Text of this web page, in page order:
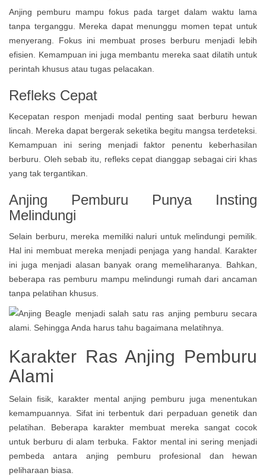
Anjing pemburu mampu fokus pada target dalam waktu lama
tanpa terganggu. Mereka dapat menunggu momen tepat untuk
menyerang. Fokus ini membuat proses berburu menjadi lebih
efisien. Kemampuan ini juga membantu mereka saat dilatih untuk
perintah khusus atau tugas pelacakan.
Refleks Cepat
Kecepatan respon menjadi modal penting saat berburu hewan
lincah. Mereka dapat bergerak seketika begitu mangsa terdeteksi.
Kemampuan ini sering menjadi faktor penentu keberhasilan
berburu. Oleh sebab itu, refleks cepat dianggap sebagai ciri khas
yang tak tergantikan.
Anjing Pemburu Punya Insting
Melindungi
Selain berburu, mereka memiliki naluri untuk melindungi pemilik.
Hal ini membuat mereka menjadi penjaga yang handal. Karakter
ini juga menjadi alasan banyak orang memeliharanya. Bahkan,
beberapa ras pemburu mampu melindungi rumah dari ancaman
tanpa pelatihan khusus.
Karakter Ras Anjing Pemburu
Alami
Selain fisik, karakter mental anjing pemburu juga menentukan
kemampuannya. Sifat ini terbentuk dari perpaduan genetik dan
pelatihan. Beberapa karakter membuat mereka sangat cocok
untuk berburu di alam terbuka. Faktor mental ini sering menjadi
pembeda antara anjing pemburu profesional dan hewan
peliharaan biasa.